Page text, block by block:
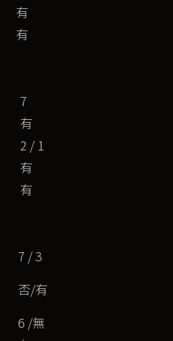
有
有
7
有
2 / 1
有
有
7 / 3
否/有
6 /無